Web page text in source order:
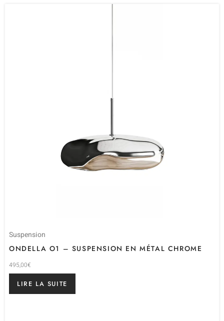
Suspension
ONDELLA O1 – SUSPENSION EN MÉTAL CHROME
495,00€
LIRE LA SUITE